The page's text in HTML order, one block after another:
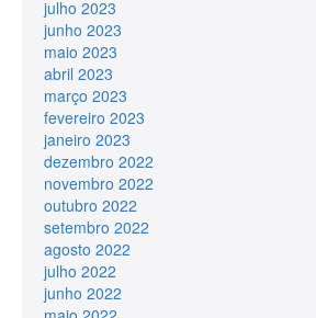
julho 2023
junho 2023
maio 2023
abril 2023
março 2023
fevereiro 2023
janeiro 2023
dezembro 2022
novembro 2022
outubro 2022
setembro 2022
agosto 2022
julho 2022
junho 2022